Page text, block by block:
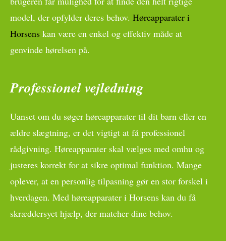
model, der opfylder deres behov. Høreapparater i
Horsens kan være en enkel og effektiv måde at
genvinde hørelsen på.
Professionel vejledning
Uanset om du søger høreapparater til dit barn eller en
ældre slægtning, er det vigtigt at få professionel
rådgivning. Høreapparater skal vælges med omhu og
justeres korrekt for at sikre optimal funktion. Mange
oplever, at en personlig tilpasning gør en stor forskel i
hverdagen. Med høreapparater i Horsens kan du få
skræddersyet hjælp, der matcher dine behov.